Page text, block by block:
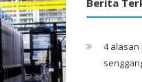
4 alasan